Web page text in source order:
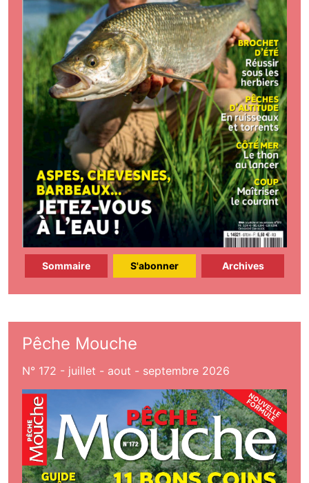
Sommaire S'abonner Archives
Pêche Mouche
N° 172 - juillet - aout - septembre 2026